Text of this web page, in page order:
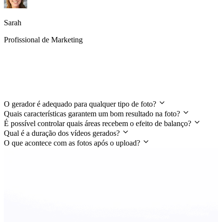
Sarah
Profissional de Marketing
O gerador é adequado para qualquer tipo de foto?
Quais características garantem um bom resultado na foto?
É possível controlar quais áreas recebem o efeito de balanço?
Qual é a duração dos vídeos gerados?
O que acontece com as fotos após o upload?